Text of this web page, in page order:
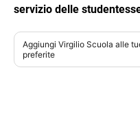
servizio delle
Aggiungi Virgilio Scuola alle
preferite